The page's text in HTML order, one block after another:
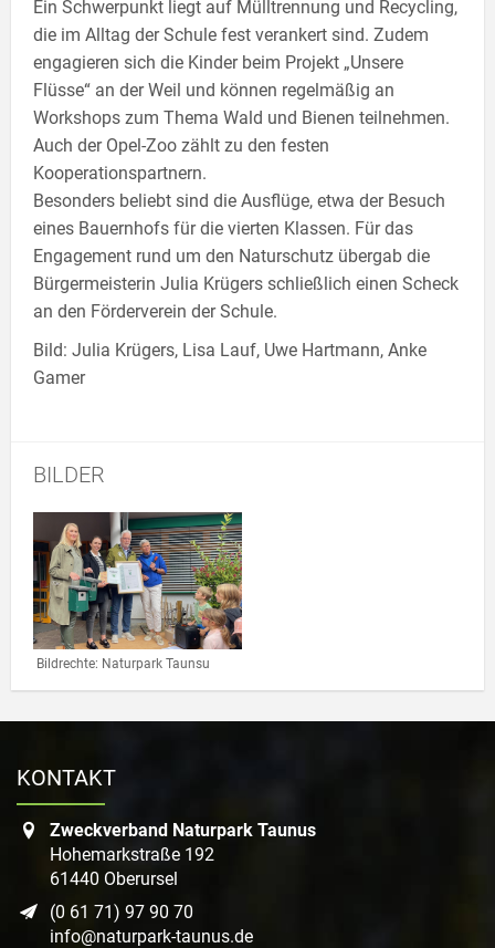
Ein Schwerpunkt liegt auf Mülltrennung und Recycling,
die im Alltag der Schule fest verankert sind. Zudem
engagieren sich die Kinder beim Projekt „Unsere
Flüsse“ an der Weil und können regelmäßig an
Workshops zum Thema Wald und Bienen teilnehmen.
Auch der Opel-Zoo zählt zu den festen
Kooperationspartnern.
Besonders beliebt sind die Ausflüge, etwa der Besuch
eines Bauernhofs für die vierten Klassen. Für das
Engagement rund um den Naturschutz übergab die
Bürgermeisterin Julia Krügers schließlich einen Scheck
an den Förderverein der Schule.
Bild: Julia Krügers, Lisa Lauf, Uwe Hartmann, Anke
Gamer
BILDER
Link zur Großansicht eines Stimmungsbildes
Bildrechte: Naturpark Taunsu
KONTAKT
Zweckverband Naturpark Taunus
Hohemarkstraße 192
61440 Oberursel
(0 61 71) 97 90 70
info@naturpark-taunus.de